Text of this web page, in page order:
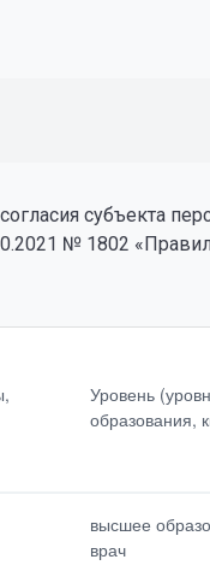
субъекта
№ 1802
(за<br>последние 3
Уровень
образования,
высшее
врач